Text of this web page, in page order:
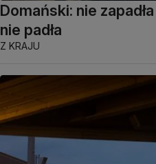
Domański: nie
nie padła
Z KRAJU